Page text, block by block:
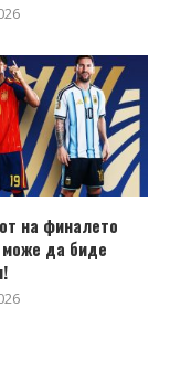
на финалето
може да биде